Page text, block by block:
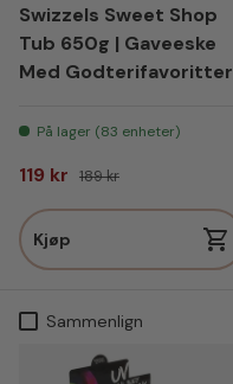
Swizzels Sweet Shop
Tub 650g | Gaveeske
Med Godterifavoritter
På lager (83 enheter)
Salgspris
119 kr Vanlig pris
189 kr
Kjøp
Sammenlign